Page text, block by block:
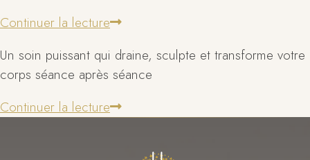
Continuer la lecture
Un soin puissant qui draine, sculpte et transforme votre
corps séance après séance
Continuer la lecture